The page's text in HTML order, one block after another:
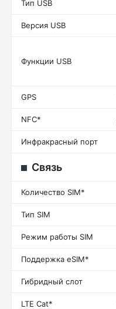
Тип USB
Версия USB
Функции USB
GPS
NFC*
Инфракрасный порт
Связь
Количество SIM*
Тип SIM
Режим работы SIM
Поддержка eSIM*
Гибридный слот
LTE Cat*